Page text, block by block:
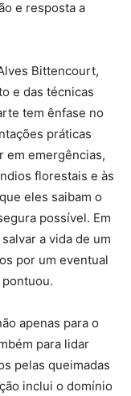
e resposta a
Bittencourt,
e das técnicas
tem ênfase no
práticas
em emergências,
florestais e às
eles saibam o
possível. Em
a vida de um
por um eventual
apenas para o
para lidar
pelas queimadas
inclui o domínio